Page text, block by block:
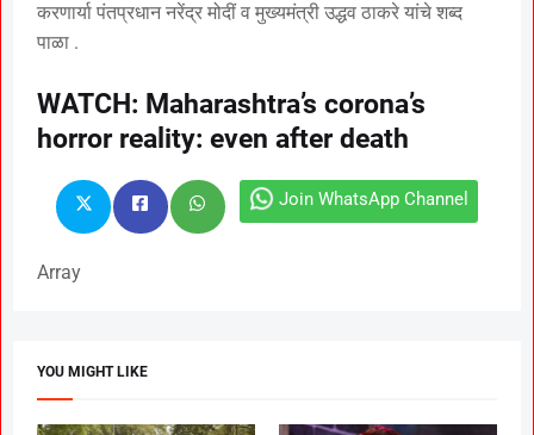
करणार्या पंतप्रधान नरेंद्र मोदीं व मुख्यमंत्री उद्धव ठाकरे यांचे शब्द
पाळा .
WATCH: Maharashtra’s corona’s
horror reality: even after death
Join WhatsApp Channel
Array
YOU MIGHT LIKE